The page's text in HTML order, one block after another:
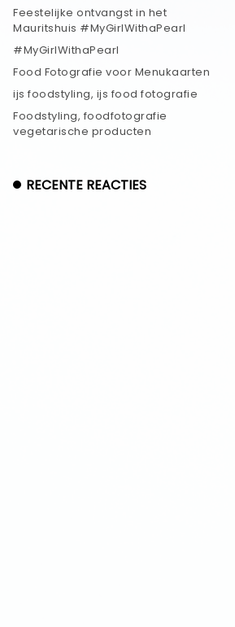
Feestelijke ontvangst in het
Mauritshuis #MyGirlWithaPearl
#MyGirlWithaPearl
Food Fotografie voor Menukaarten
ijs foodstyling, ijs food fotografie
Foodstyling, foodfotografie
vegetarische producten
RECENTE REACTIES